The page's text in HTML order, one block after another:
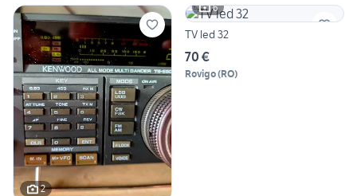
2
6
TV led 32
70 €
Rovigo(RO)